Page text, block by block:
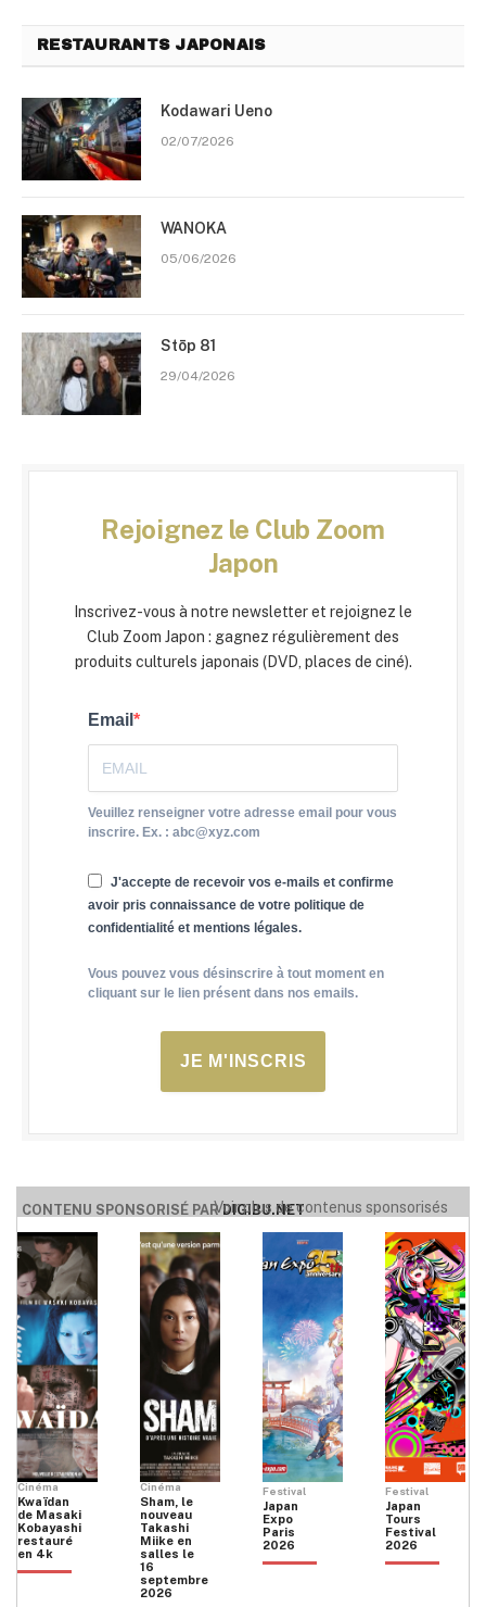
RESTAURANTS JAPONAIS
Kodawari Ueno
02/07/2026
WANOKA
05/06/2026
Stōp 81
29/04/2026
Rejoignez le Club Zoom
Japon
Inscrivez-vous à notre newsletter et rejoignez le
Club Zoom Japon : gagnez régulièrement des
produits culturels japonais (DVD, places de ciné).
Email
Veuillez renseigner votre adresse email pour vous
inscrire. Ex. : abc@xyz.com
J'accepte de recevoir vos e-mails et confirme
avoir pris connaissance de votre politique de
confidentialité et mentions légales.
Vous pouvez vous désinscrire à tout moment en
cliquant sur le lien présent dans nos emails.
JE M'INSCRIS
CONTENU SPONSORISÉ PARDIGIBU.NET
Voir plus de contenus sponsorisés
Cinéma
Kwaïdan
de Masaki
Kobayashi
restauré
en 4k
Cinéma
Sham, le
nouveau
Takashi
Miike en
salles le
16
septembre
2026
Festival
Japan
Expo
Paris
2026
Festival
Japan
Tours
Festival
2026